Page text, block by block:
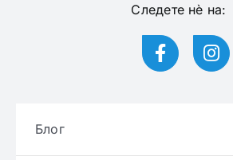
Следете нѐ на:
Блог